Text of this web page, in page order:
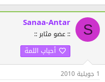
S
Sanaa-Antar
:: عضو مثابر ::
أحباب اللمة
1 جويلية 2010